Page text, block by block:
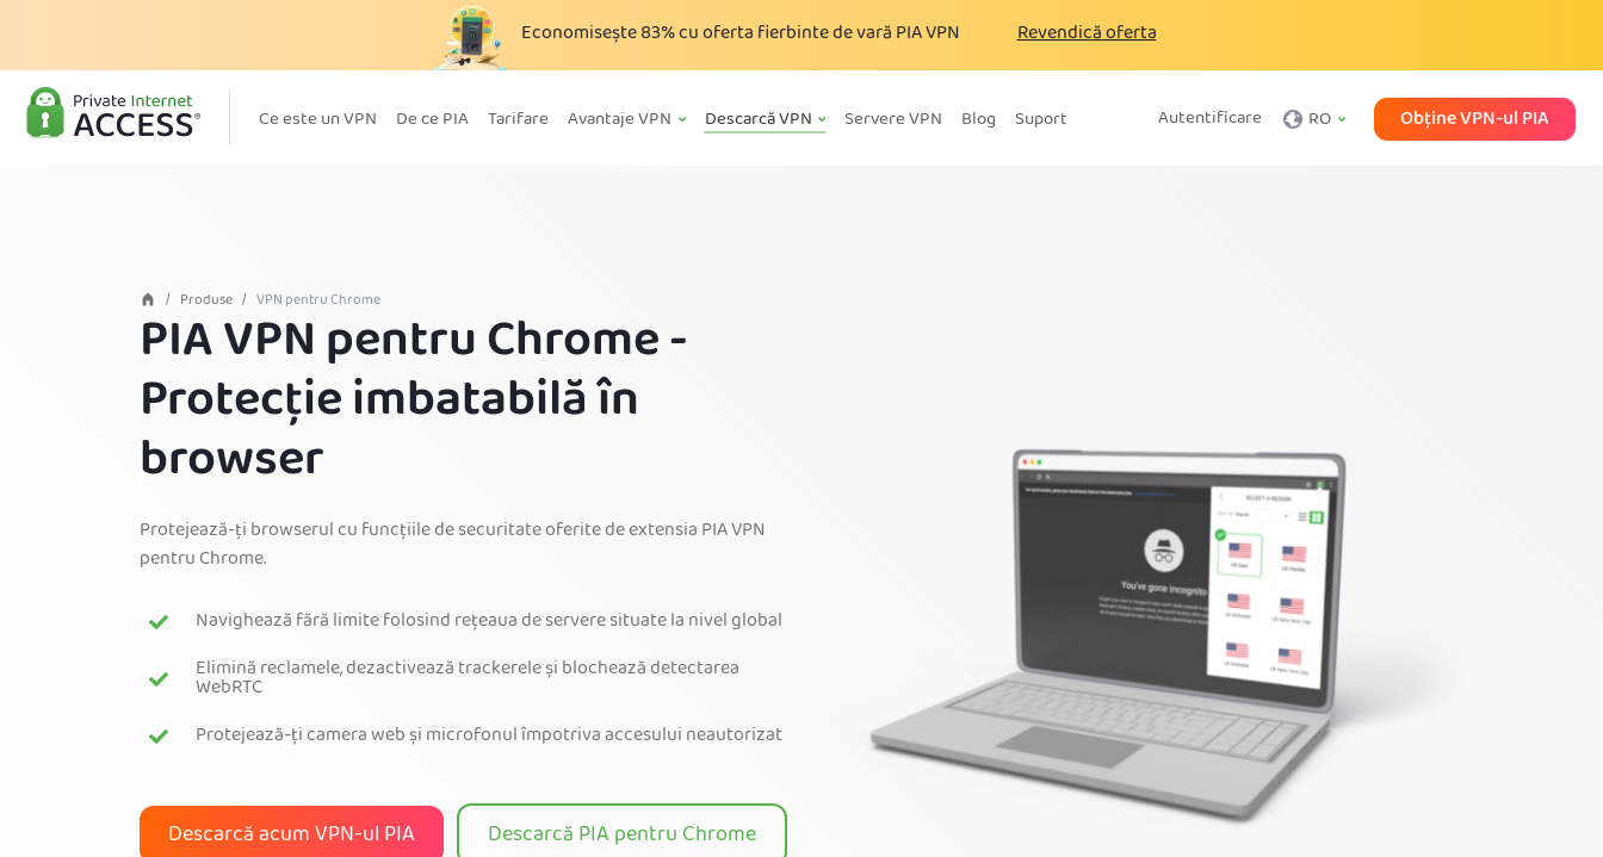
Economisește83%cu oferta fierbinte de vară PIA VPN Revendică oferta
Ce este un VPN De ce PIA Tarifare Avantaje VPN Descarcă VPN Servere VPN Blog Suport Autentificare RO Obține VPN-ul PIA
Produse VPN pentru Chrome
PIA VPN pentru Chrome -
Protecție imbatabilă în
browser
Protejează-ți browserul cu funcțiile de securitate oferite de extensia PIA VPN
pentru Chrome.
Navighează fără limite folosind rețeaua de servere situate la nivel global
Elimină reclamele, dezactivează trackerele și blochează detectarea
WebRTC
Protejează-ți camera web și microfonul împotriva accesului neautorizat
Descarcă acum VPN-ul PIA Descarcă PIA pentru Chrome